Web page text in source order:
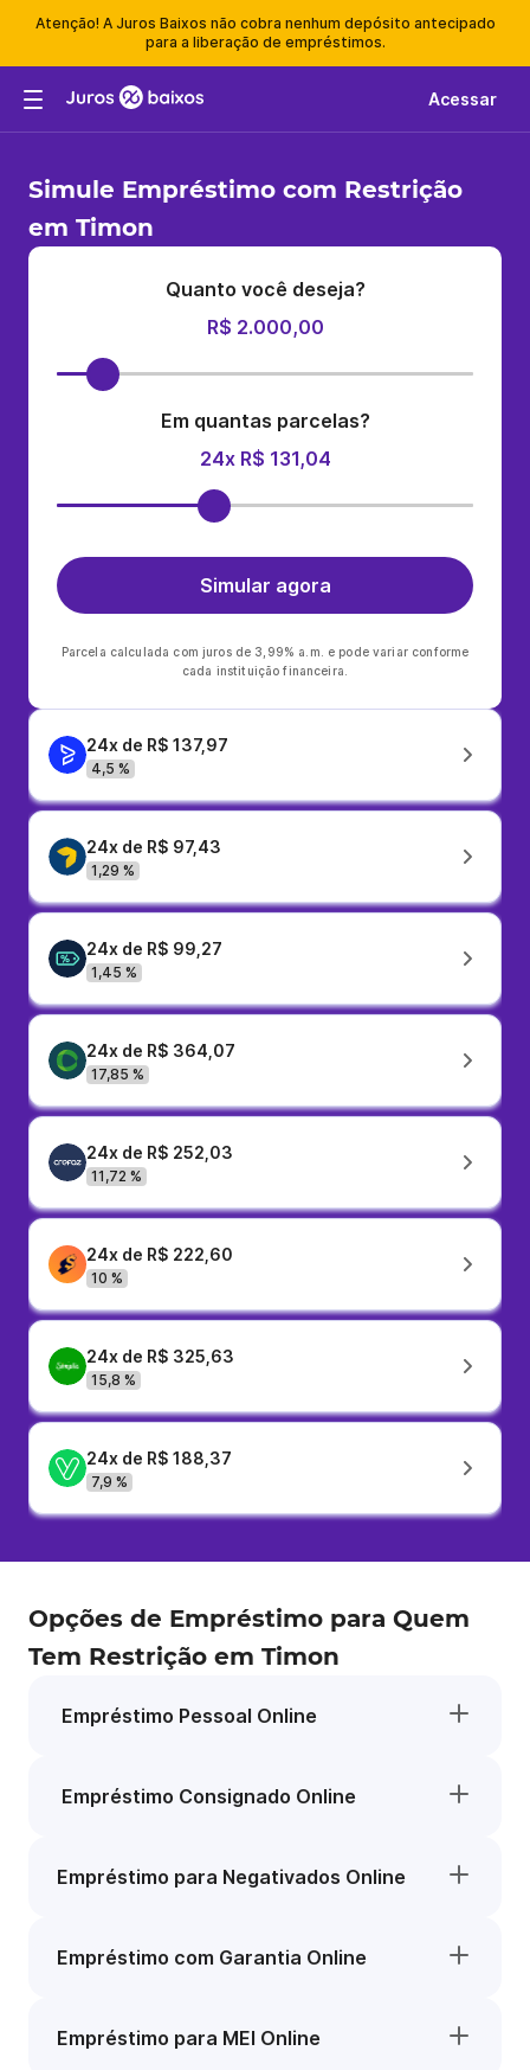
Atenção! A Juros Baixos não cobra nenhum depósito antecipado
para a liberação de empréstimos.
Acessar
Simule Empréstimo com Restrição
em Timon
Quanto você deseja?
R$ 2.000,00
Em quantas parcelas?
24x R$ 131,04
Simular agora
Parcela calculada com juros de 3,99% a.m. e pode variar conforme
cada instituição financeira.
24x de R$ 137,97
4,5 %
24x de R$ 97,43
1,29 %
24x de R$ 99,27
1,45 %
24x de R$ 364,07
17,85 %
24x de R$ 252,03
11,72 %
24x de R$ 222,60
10 %
24x de R$ 325,63
15,8 %
24x de R$ 188,37
7,9 %
Opções de Empréstimo para Quem
Tem Restrição em Timon
Empréstimo Pessoal Online
Empréstimo Consignado Online
Empréstimo para Negativados Online
Empréstimo com Garantia Online
Empréstimo para MEI Online